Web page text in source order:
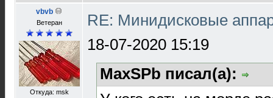
vbvb
Ветеран
Откуда: msk
RE: Минидисковые
18-07-2020 15:19
MaxSPb писал(а):